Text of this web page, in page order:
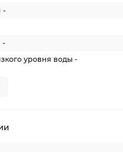
-
-
уровня воды -